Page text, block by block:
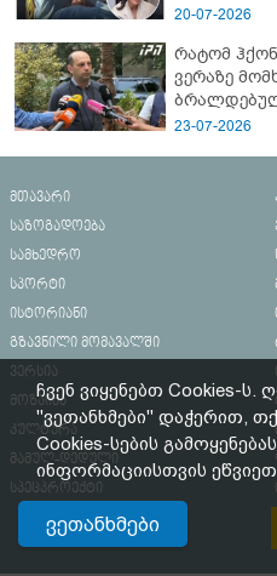
20-07-2026
რატომ
ვერაზე
23-07-2026
მთავარი
საზოგადოება
სამხედრო
სპორტი
ისტორიანი
გზავნილი მომავალში
ვერსია
მოზაიკა
კულტურა
მამულ-დედული
სპეცპროექტი
ჩვენ ვიყენებთ Cookies-ს.
"ვეთანხმები" დაჭერით,
Cookies-სების
ინფორმაციისთვის
ვეთანხმები